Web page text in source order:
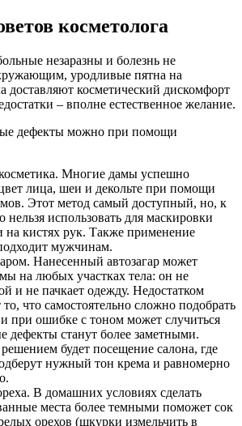
косметолога
незаразны и болезнь не
уродливые пятна на
доставляют косметический дискомфорт
– вполне естественное желание.
дефекты можно при помощи
Многие дамы успешно
лица, шеи и декольте при помощи
Этот метод самый доступный, но, к
нельзя использовать для маскировки
на кистях рук. Также применение
мужчинам.
Нанесенный автозагар может
на любых участках тела: он не
и не пачкает одежду. Недостатком
то, что самостоятельно сложно подобрать
при ошибке с тоном может случиться
дефекты станут более заметными.
будет посещение салона, где
нужный тон крема и равномерно
В домашних условиях сделать
места более темными поможет сок
орехов (шкурки измельчить в